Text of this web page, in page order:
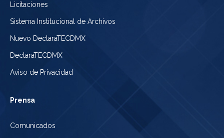
Licitaciones
Sistema Institucional de Archivos
Nuevo DeclaraTECDMX
DeclaraTECDMX
Aviso de Privacidad
Prensa
Comunicados